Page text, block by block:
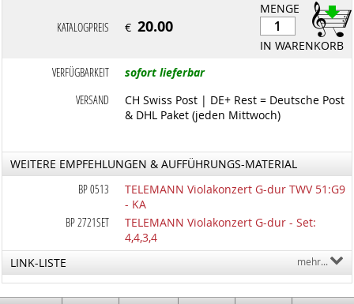
MENGE
IN WARENKORB
KATALOGPREIS €20.00
VERFÜGBARKEIT
sofort lieferbar
VERSAND
CH Swiss Post | DE+ Rest = Deutsche Post
& DHL Paket (jeden Mittwoch)
WEITERE EMPFEHLUNGEN & AUFFÜHRUNGS-MATERIAL
BP 0513
TELEMANN Violakonzert G-dur TWV 51:G9
- KA
BP 2721SET
TELEMANN Violakonzert G-dur - Set:
4,4,3,4
LINK-LISTE
mehr...